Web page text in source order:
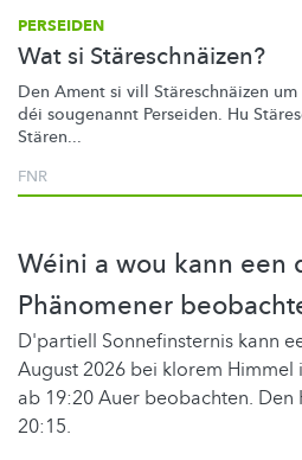
PERSEIDEN
Wat si Stäreschnäizen?
Den Ament si vill Stäreschnäizen
déi sougenannt Perseiden. Hu
Stären...
FNR
Wéini a wou kann een
Phänomener
D'partiell Sonnefinsternis kann
August 2026 bei klorem Himmel
ab 19:20 Auer beobachten. Den
20:15.